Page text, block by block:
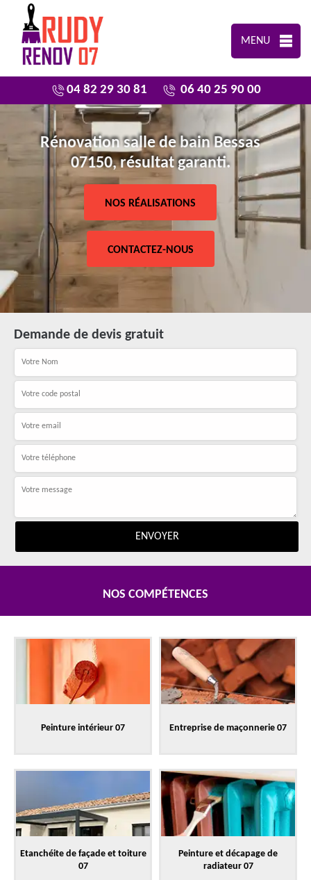
MENU
04 82 29 30 81 06 40 25 90 00
Rénovation salle de bain Bessas
07150, résultat garanti.
NOS RÉALISATIONS
CONTACTEZ-NOUS
Demande de devis gratuit
NOS COMPÉTENCES
Peinture intérieur 07 Entreprise de maçonnerie 07
Etanchéite de façade et toiture
07
Peinture et décapage de
radiateur 07